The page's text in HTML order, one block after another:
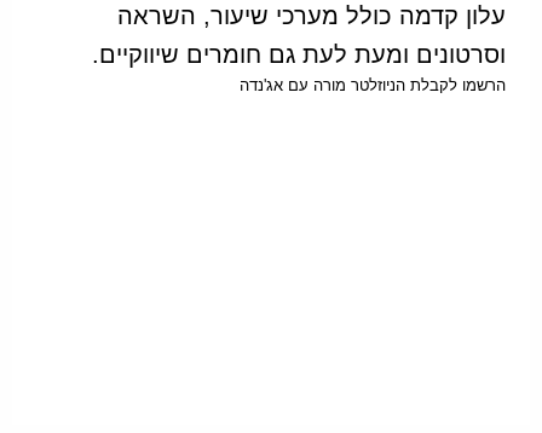
עלון קדמה כולל מערכי שיעור, השראה
וסרטונים ומעת לעת גם חומרים שיווקיים.
הרשמו לקבלת הניוזלטר מורה עם אג'נדה